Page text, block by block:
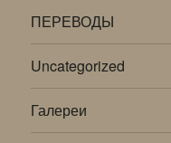
ПЕРЕВОДЫ
Uncategorized
Галереи